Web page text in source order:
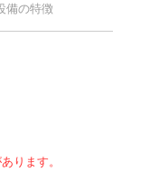
備の特徴
ります。